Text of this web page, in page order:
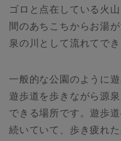
ゴロと点在している火
間のあちこちからお湯
泉の川として流れてで
一般的な公園のように
遊歩道を歩きながら源
できる場所です。遊歩
続いていて、歩き疲れ